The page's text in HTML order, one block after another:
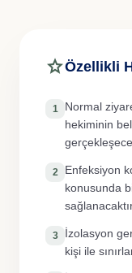
starÖzellikli
1
Normal
hekiminin
2
Enfeksiyon
konusunda
3
İzolasyon
kişi ile